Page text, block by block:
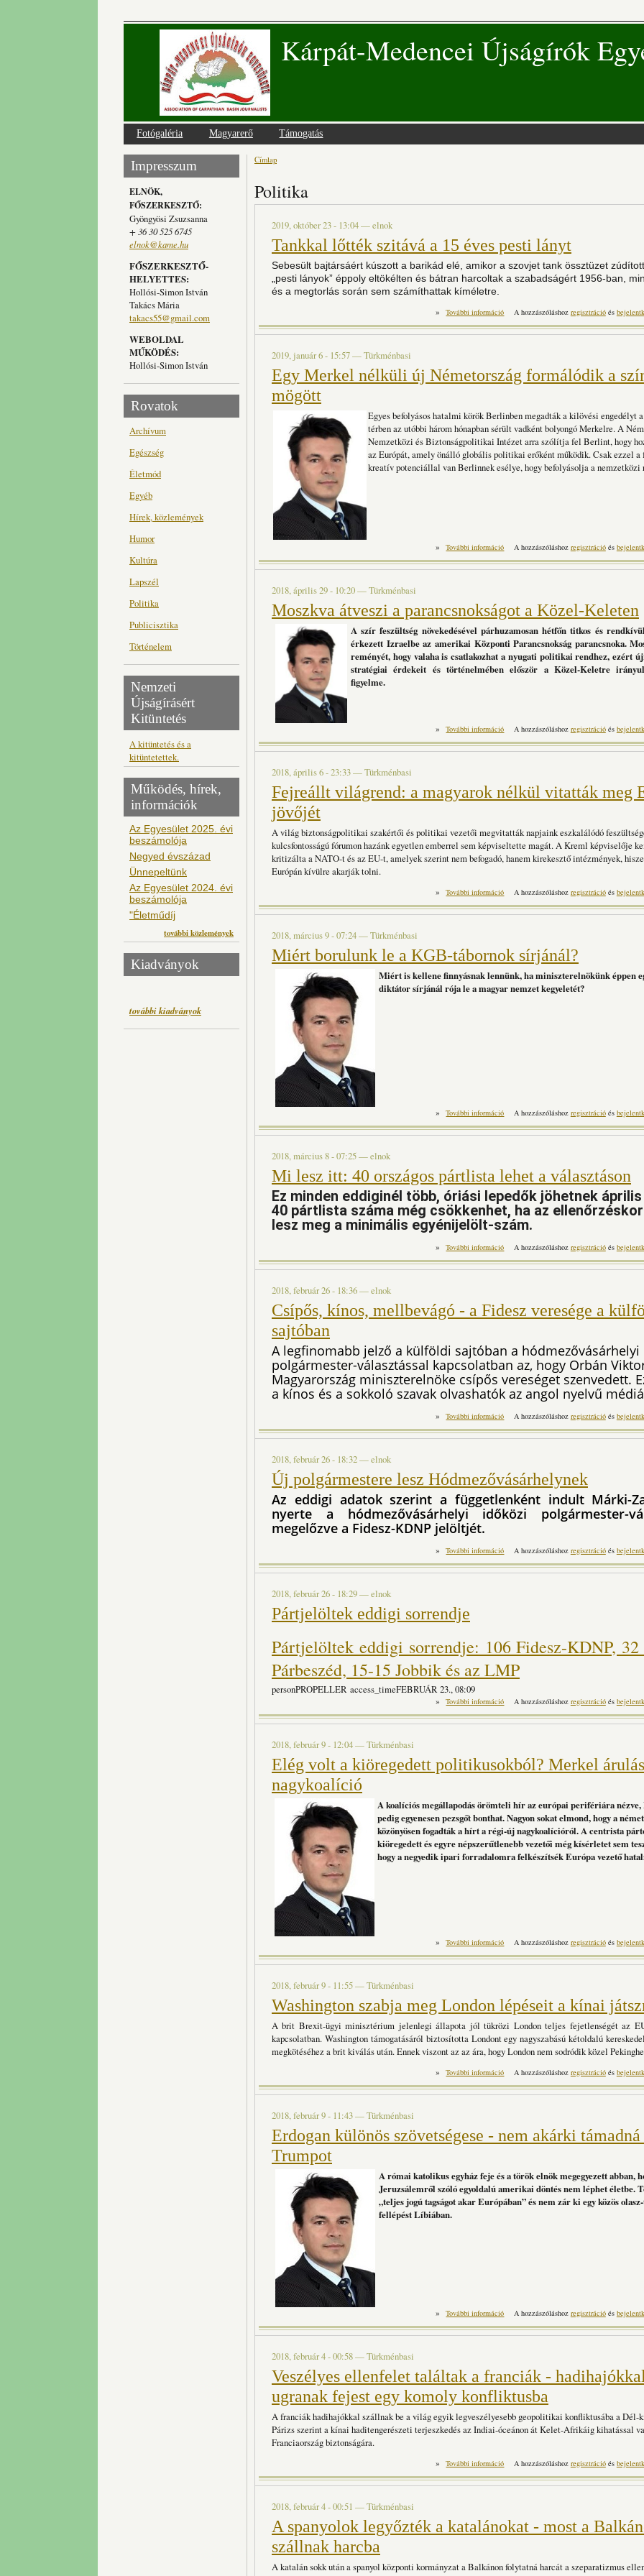
Kárpát-Medencei Újságírók
Fotógaléria Magyarerő Támogatás
Impresszum
ELNÖK,
FŐSZERKESZTŐ:
Gyöngyösi Zsuzsanna
+ 36 30 525 6745
elnok@kame.hu
FŐSZERKESZTŐ-
HELYETTES:
Hollósi-Simon István
Takács Mária
takacs55@gmail.com
WEBOLDAL
MŰKÖDÉS:
Hollósi-Simon István
Rovatok
Archívum
Egészség
Életmód
Egyéb
Hírek, közlemények
Humor
Kultúra
Lapszél
Politika
Publicisztika
Történelem
Nemzeti
Újságírásért
Kitüntetés
A kitüntetés és a
kitüntetettek.
Működés, hírek,
információk
Az Egyesület 2025. évi
beszámolója
Negyed évszázad
Ünnepeltünk
Az Egyesület 2024. évi
beszámolója
"Életműdíj
további közlemények
Kiadványok
további kiadványok
Jelenlegi hely
Címlap
Politika
2019, október 23 - 13:04—elnok
Tankkal lőtték szitává a 15 éves pesti lányt
Sebesült bajtársáért kúszott a barikád elé, amikor a szovjet tank össztüzet
„pesti lányok” éppoly eltökélten és bátran harcoltak a szabadságért 1956-ban,
és a megtorlás során sem számíthattak kíméletre.
» További információ
Tankkal lőtték szitává a 15
A hozzászóláshoz regisztrációés
2019, január 6 - 15:57—Türkménbasi
Egy Merkel nélküli új Németország formálódik a
mögött
Egyes befolyásos hatalmi körök Berlinben megadták a kilövési engedélyt
térben az utóbbi három hónapban sérült vadként bolyongó Merkelre. A
Nemzetközi és Biztonságpolitikai Intézet arra szólítja fel Berlint, hogy
az Európát, amely önálló globális politikai erőként működik. Csak ezzel a
kreatív potenciállal van Berlinnek esélye, hogy befolyásolja a nemzetközi
» További információ
Egy Merkel nélküli új Németország
A hozzászóláshoz regisztrációés
2018, április 29 - 10:20—Türkménbasi
Moszkva átveszi a parancsnokságot a Közel-Keleten
A szír feszültség növekedésével párhuzamosan hétfőn titkos és
érkezett Izraelbe az amerikai Központi Parancsnokság parancsnoka.
reményét, hogy valaha is csatlakozhat a nyugati politikai rendhez, ezért
stratégiai érdekeit és történelmében először a Közel-Keletre
figyelme.
» További információ
Moszkva átveszi a parancsnokságot a
A hozzászóláshoz regisztrációés
2018, április 6 - 23:33—Türkménbasi
Fejreállt világrend: a magyarok nélkül vitatták meg
jövőjét
A világ biztonságpolitikai szakértői és politikai vezetői megvitatták napjaink eszkalálódó
kulcsfontosságú fórumon hazánk egyetlen emberrel sem képviseltette magát. A Kreml képviselője
kritizálta a NATO-t és az EU-t, amelyek szerint nem befogadó, hanem kirekesztő intézmények,
Európán kívülre akarják tolni.
» További információ
Fejreállt világrend: a magyarok nélkül
A hozzászóláshoz regisztrációés
2018, március 9 - 07:24—Türkménbasi
Miért borulunk le a KGB-tábornok sírjánál?
Miért is kellene finnyásnak lennünk, ha miniszterelnökünk éppen
diktátor sírjánál rója le a magyar nemzet kegyeletét?
» További információ Miért borulunk le a KGB-tábornok sírjánál?
A hozzászóláshoz regisztrációés
2018, március 8 - 07:25—elnok
Mi lesz itt: 40 országos pártlista lehet a választáson
Ez minden eddiginél több, óriási lepedők jöhetnek április
40 pártlista száma még csökkenhet, ha az
lesz meg a minimális egyénijelölt-szám.
» További információ
Mi lesz itt: 40 országos pártlista lehet a
A hozzászóláshoz regisztrációés
2018, február 26 - 18:36—elnok
Csípős, kínos, mellbevágó - a Fidesz veresége a
sajtóban
A legfinomabb jelző a külföldi sajtóban a hódmezővásárhelyi
polgármester-választással kapcsolatban az, hogy Orbán
Magyarország miniszterelnöke csípős vereséget szenvedett.
a kínos és a sokkoló szavak olvashatók az angol nyelvű
» További információ
Csípős, kínos, mellbevágó - a Fidesz
A hozzászóláshoz regisztrációés
2018, február 26 - 18:32—elnok
Új polgármestere lesz Hódmezővásárhelynek
Az eddigi adatok szerint a függetlenként indult Márki-
nyerte a hódmezővásárhelyi időközi polgármester-
megelőzve a Fidesz-KDNP jelöltjét.
» További információ
Új polgármestere lesz
A hozzászóláshoz regisztrációés
2018, február 26 - 18:29—elnok
Pártjelöltek eddigi sorrendje
Pártjelöltek eddigi sorrendje: 106 Fidesz-KDNP, 32
Párbeszéd, 15-15 Jobbik és az LMP
personPROPELLER access_timeFEBRUÁR 23., 08:09
» További információ Pártjelöltek eddigi sorrendje tartalommal
A hozzászóláshoz regisztrációés
2018, február 9 - 12:04—Türkménbasi
Elég volt a kiöregedett politikusokból? Merkel
nagykoalíció
A koalíciós megállapodás örömteli hír az európai perifériára
pedig egyenesen pezsgőt bonthat. Nagyon sokat elmond, hogy a
közönyösen fogadták a hírt a régi-új nagykoalícióról. A centrista
kiöregedett és egyre népszerűtlenebb vezetői még kísérletet sem
hogy a negyedik ipari forradalomra felkészítsék Európa vezető
» További információ
Elég volt a kiöregedett
A hozzászóláshoz regisztrációés
2018, február 9 - 11:55—Türkménbasi
Washington szabja meg London lépéseit a kínai
A brit Brexit-ügyi minisztérium jelenlegi állapota jól tükrözi London teljes fejetlenségét az
kapcsolatban. Washington támogatásáról biztosította Londont egy nagyszabású kétoldalú
megkötéséhez a brit kiválás után. Ennek viszont az az ára, hogy London nem sodródik közel
» További információ
Washington szabja meg London
A hozzászóláshoz regisztrációés
2018, február 9 - 11:43—Türkménbasi
Erdogan különös szövetségese - nem akárki támadná
Trumpot
A római katolikus egyház feje és a török elnök megegyezett abban,
Jeruzsálemről szóló egyoldalú amerikai döntés nem léphet életbe.
„teljes jogú tagságot akar Európában” és nem zár ki egy közös
fellépést Líbiában.
» További információ
Erdogan különös szövetségese - nem
A hozzászóláshoz regisztrációés
2018, február 4 - 00:58—Türkménbasi
Veszélyes ellenfelet találtak a franciák - hadihajókkal
ugranak fejest egy komoly konfliktusba
A franciák hadihajókkal szállnak be a világ egyik legveszélyesebb geopolitikai konfliktusába a Dél-
Párizs szerint a kínai haditengerészeti terjeszkedés az Indiai-óceánon át Kelet-Afrikáig kihatással
Franciaország biztonságára.
» További információ
Veszélyes ellenfelet találtak a franciák -
A hozzászóláshoz regisztrációés
2018, február 4 - 00:51 —Türkménbasi
A spanyolok legyőzték a katalánokat - most a
szállnak harcba
A katalán sokk után a spanyol központi kormányzat a Balkánon folytatná harcát a szeparatizmus